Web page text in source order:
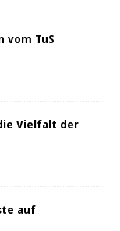
vom TuS
Vielfalt der
auf